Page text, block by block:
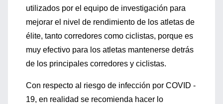
utilizados por el equipo de investigación para
mejorar el nivel de rendimiento de los atletas de
élite, tanto corredores como ciclistas, porque es
muy efectivo para los atletas mantenerse detrás
de los principales corredores y ciclistas.
Con respecto al riesgo de infección por COVID -
19, en realidad se recomienda hacer lo